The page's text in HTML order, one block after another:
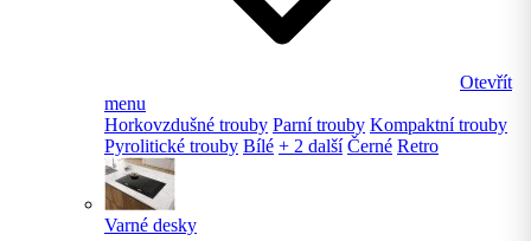
Otevřít
menu
Horkovzdušné trouby Parní trouby Kompaktní trouby
Pyrolitické trouby Bílé + 2 další Černé Retro
Varné desky